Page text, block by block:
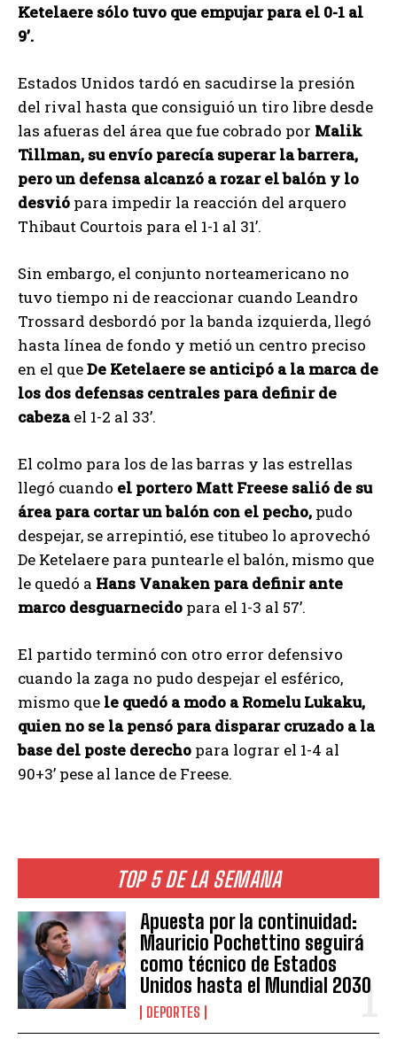
TOP 5 DE LA SEMANA
Apuesta por la continuidad:
Mauricio Pochettino seguirá
como técnico de Estados
Unidos hasta el Mundial 2030
DEPORTES
Ketelaere sólo tuvo que empujar para el 0-1 al
9’.
Estados Unidos tardó en sacudirse la presión
del rival hasta que consiguió un tiro libre desde
las afueras del área que fue cobrado por Malik
Tillman, su envío parecía superar la barrera,
pero un defensa alcanzó a rozar el balón y lo
desvió para impedir la reacción del arquero
Thibaut Courtois para el 1-1 al 31’.
Sin embargo, el conjunto norteamericano no
tuvo tiempo ni de reaccionar cuando Leandro
Trossard desbordó por la banda izquierda, llegó
hasta línea de fondo y metió un centro preciso
en el queDe Ketelaere se anticipó a la marca de
los dos defensas centrales para definir de
cabezael 1-2 al 33’.
El colmo para los de las barras y las estrellas
llegó cuando el portero Matt Freese salió de su
área para cortar un balón con el pecho, pudo
despejar, se arrepintió, ese titubeo lo aprovechó
De Ketelaere para puntearle el balón, mismo que
le quedó a Hans Vanaken para definir ante
marco desguarnecido para el 1-3 al 57’.
El partido terminó con otro error defensivo
cuando la zaga no pudo despejar el esférico,
mismo que le quedó a modo a Romelu Lukaku,
quien no se la pensó para disparar cruzado a la
base del poste derecho para lograr el 1-4 al
90+3’ pese al lance de Freese.